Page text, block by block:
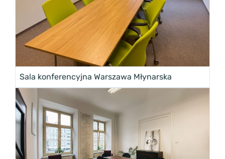
Sala konferencyjna Warszawa Młynarska